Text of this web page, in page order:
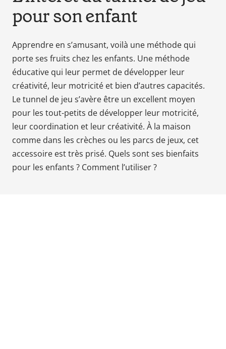
Babyphones,
coussins
et
ciel
de
lit
pour son enfant
Apprendre en s’amusant, voilà une méthode qui
porte ses fruits chez les enfants. Une méthode
éducative qui leur permet de développer leur
créativité, leur motricité et bien d’autres capacités.
Le tunnel de jeu s’avère être un excellent moyen
pour les tout-petits de développer leur motricité,
leur coordination et leur créativité. À la maison
comme dans les crèches ou les parcs de jeux, cet
accessoire est très prisé. Quels sont ses bienfaits
pour les enfants ? Comment l’utiliser ?